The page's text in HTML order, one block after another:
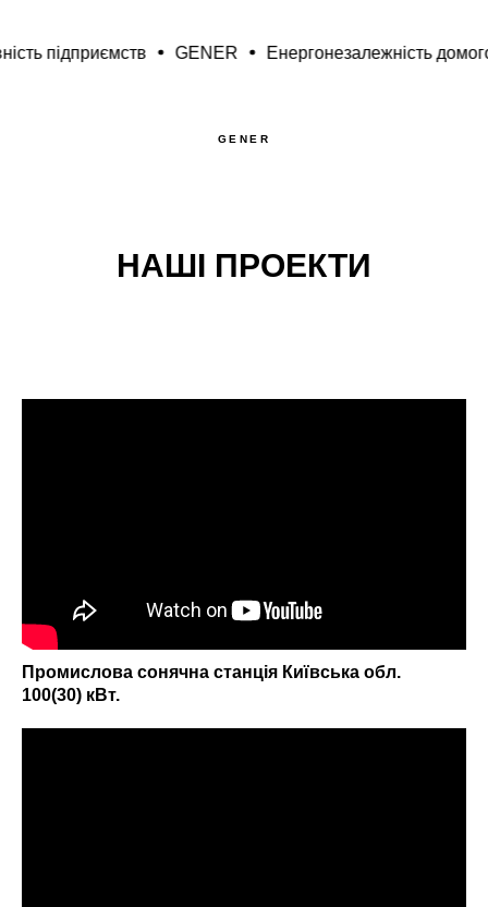
GENER Енергонезалежність
GENER
НАШІ ПРОЕКТИ
Промислова сонячна станція Київська обл.
100(30) кВт.